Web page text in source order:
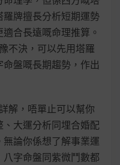
牌擅長分析短期運勢
合長遠嘅命理推算。
不決，可以先用塔羅
盤嘅長期趨勢，作出
解，唔單止可以幫你
大運分析同埋合婚配
論你係想了解事業運
字命盤同紫微鬥數都